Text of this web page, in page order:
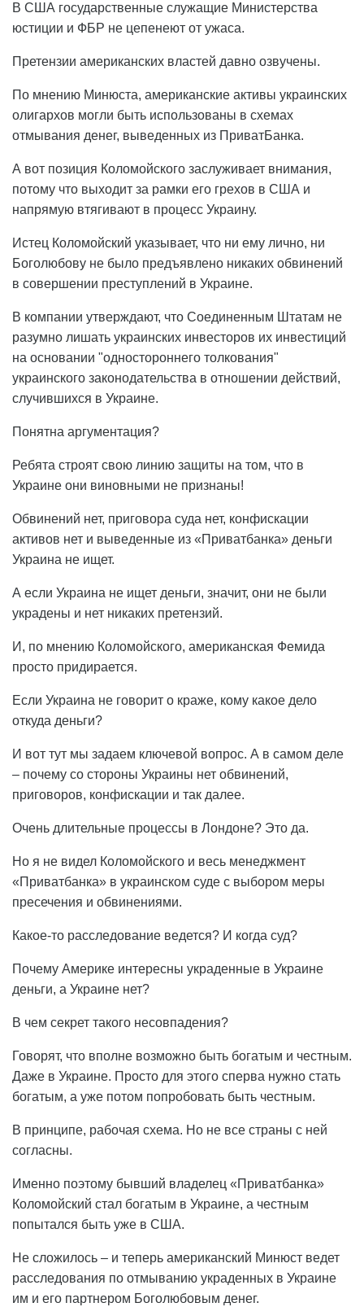
В США государственные служащие Министерства
юстиции и ФБР не цепенеют от ужаса.
Претензии американских властей давно озвучены.
По мнению Минюста, американские активы украинских
олигархов могли быть использованы в схемах
отмывания денег, выведенных из ПриватБанка.
А вот позиция Коломойского заслуживает внимания,
потому что выходит за рамки его грехов в США и
напрямую втягивают в процесс Украину.
Истец Коломойский указывает, что ни ему лично, ни
Боголюбову не было предъявлено никаких обвинений
в совершении преступлений в Украине.
В компании утверждают, что Соединенным Штатам не
разумно лишать украинских инвесторов их инвестиций
на основании "одностороннего толкования"
украинского законодательства в отношении действий,
случившихся в Украине.
Понятна аргументация?
Ребята строят свою линию защиты на том, что в
Украине они виновными не признаны!
Обвинений нет, приговора суда нет, конфискации
активов нет и выведенные из «Приватбанка» деньги
Украина не ищет.
А если Украина не ищет деньги, значит, они не были
украдены и нет никаких претензий.
И, по мнению Коломойского, американская Фемида
просто придирается.
Если Украина не говорит о краже, кому какое дело
откуда деньги?
И вот тут мы задаем ключевой вопрос. А в самом деле
– почему со стороны Украины нет обвинений,
приговоров, конфискации и так далее.
Очень длительные процессы в Лондоне? Это да.
Но я не видел Коломойского и весь менеджмент
«Приватбанка» в украинском суде с выбором меры
пресечения и обвинениями.
Какое-то расследование ведется? И когда суд?
Почему Америке интересны украденные в Украине
деньги, а Украине нет?
В чем секрет такого несовпадения?
Говорят, что вполне возможно быть богатым и честным.
Даже в Украине. Просто для этого сперва нужно стать
богатым, а уже потом попробовать быть честным.
В принципе, рабочая схема. Но не все страны с ней
согласны.
Именно поэтому бывший владелец «Приватбанка»
Коломойский стал богатым в Украине, а честным
попытался быть уже в США.
Не сложилось – и теперь американский Минюст ведет
расследования по отмыванию украденных в Украине
им и его партнером Боголюбовым денег.